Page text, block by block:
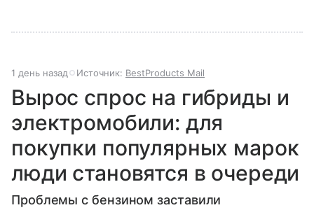
1 день назад Источник: BestProducts Mail
Вырос спрос на гибриды и
электромобили: для
покупки популярных марок
люди становятся в очереди
Проблемы с бензином заставили